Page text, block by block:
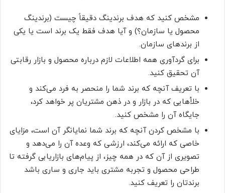
مشخص کنید که هدف برندینگ دقیقاً چیست (برندینگ
محصول یا سازمان؟) و آیا هدف فقط یک برند است یا یکی
از برندهای سازمان.
برای گردآوری همه اطلاعات لازم درباره محصول و بازار رقابتی
آن تحقیق کنید.
با تعریف آنچه که برند شما را منحصر به فرد می‌کند و
خلأهایی که در بازار و در ذهن مشتریان پر خواهد کرد،
جایگاه آن را مشخص کنید.
با مشخص کردن آنچه که برند شما نمایانگر آن است، مزایای
خاصی که ارائه می‌کند، ارزشی که وعده آن را می‌دهد و
تصویری از آن که در همه چیز، از پیام‌های بازاریابی گرفته تا
طراحی محصول و تجربه مشتری باید جاری و ساری باشد
برندتان را تعریف کنید.